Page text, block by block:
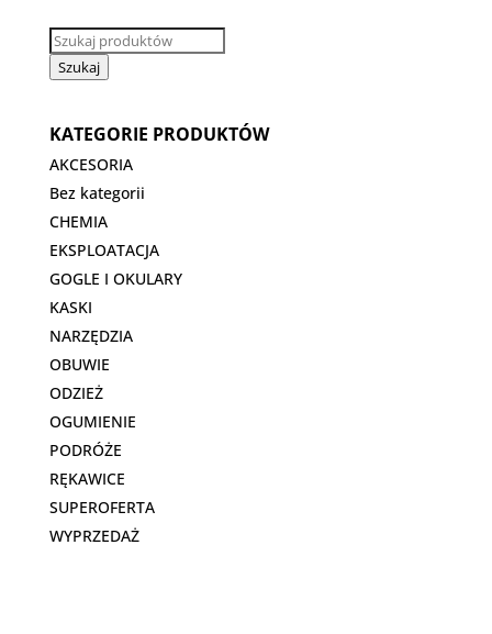
Wyszukiwarka
produktów
Szukaj
KATEGORIE PRODUKTÓW
AKCESORIA
Bez kategorii
CHEMIA
EKSPLOATACJA
GOGLE I OKULARY
KASKI
NARZĘDZIA
OBUWIE
ODZIEŻ
OGUMIENIE
PODRÓŻE
RĘKAWICE
SUPEROFERTA
WYPRZEDAŻ